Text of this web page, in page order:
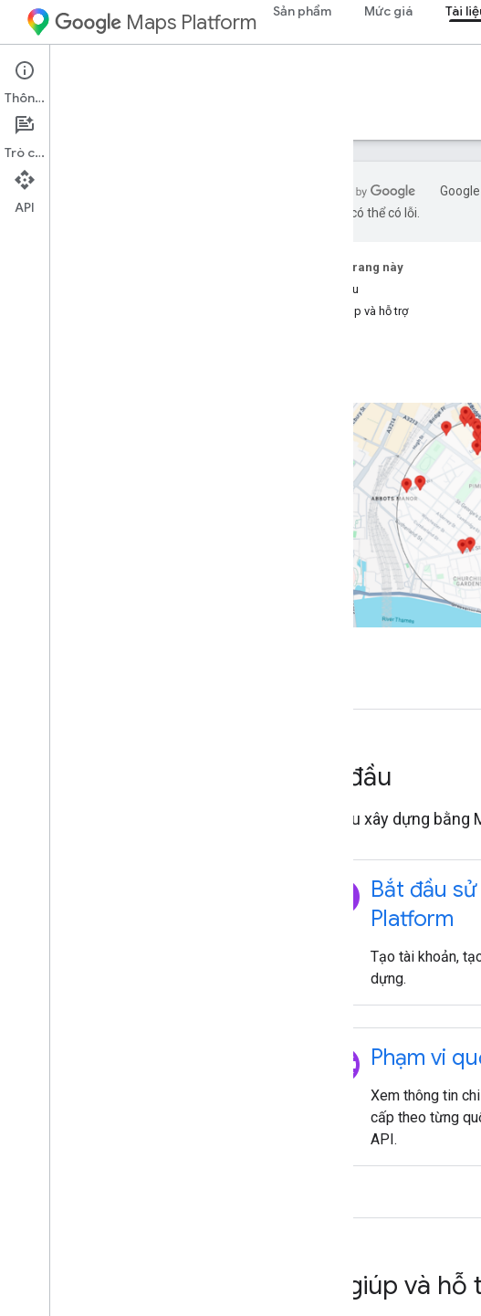
Maps Platform Sản phẩm Mức giá Tài
Places Aggregate API
Hướng dẫn
bằng AI có thể có lỗi.
Trên trang này
Bắt đầu
Trợ giúp và hỗ trợ
Bắt đầu
Bắt đầu xây dựng bằng
explore Bắt đầu
Platform
Tạo tài khoản,
dựng.
language Phạm vi
Xem thông tin
cấp theo từng
API.
Trợ giúp và hỗ
Thông tin
Trò chuyện
API